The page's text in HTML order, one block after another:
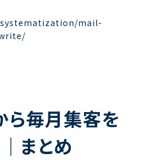
mail-
毎月集客を
まとめ